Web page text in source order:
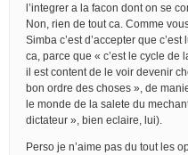
l’integrer a la facon dont on se
Non, rien de tout ca. Comme
Simba c’est d’accepter que
ca, parce que « c’est le cycle de
il est content de le voir devenir
bon ordre des choses », de
le monde de la salete du
dictateur », bien eclaire, lui).
Perso je n’aime pas du tout les